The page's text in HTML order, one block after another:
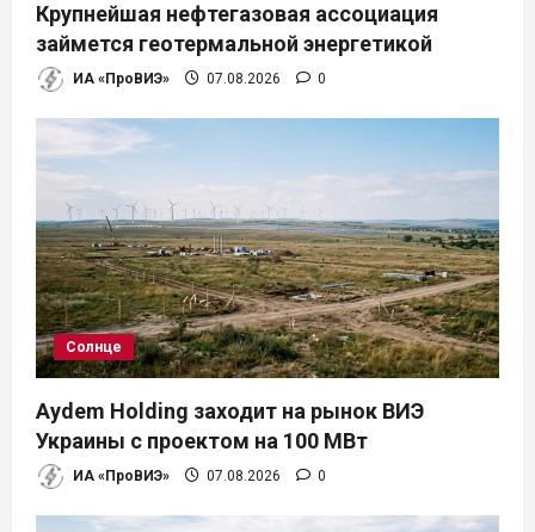
Крупнейшая нефтегазовая ассоциация
займется геотермальной энергетикой
ИА «ПроВИЭ» 07.08.2026 0
Солнце
Aydem Holding заходит на рынок ВИЭ
Украины с проектом на 100 МВт
ИА «ПроВИЭ» 07.08.2026 0